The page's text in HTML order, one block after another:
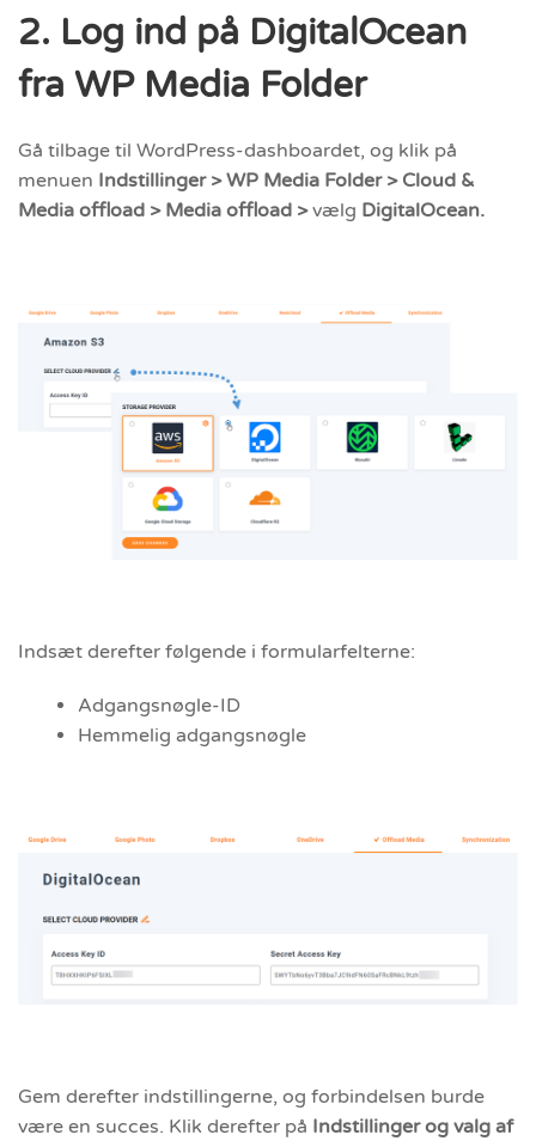
2. Log ind på DigitalOcean
fra WP Media Folder
Gå tilbage til WordPress-dashboardet, og klik på
menuen Indstillinger > WP Media Folder > Cloud &
Media offload > Media offload >vælg DigitalOcean.
Indsæt derefter følgende i formularfelterne:
Adgangsnøgle-ID
Hemmelig adgangsnøgle
Gem derefter indstillingerne, og forbindelsen burde
være en succes. Klik derefter på Indstillinger og valg af